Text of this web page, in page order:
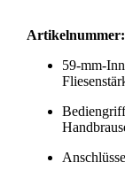
Artikelnummer:
59-mm-